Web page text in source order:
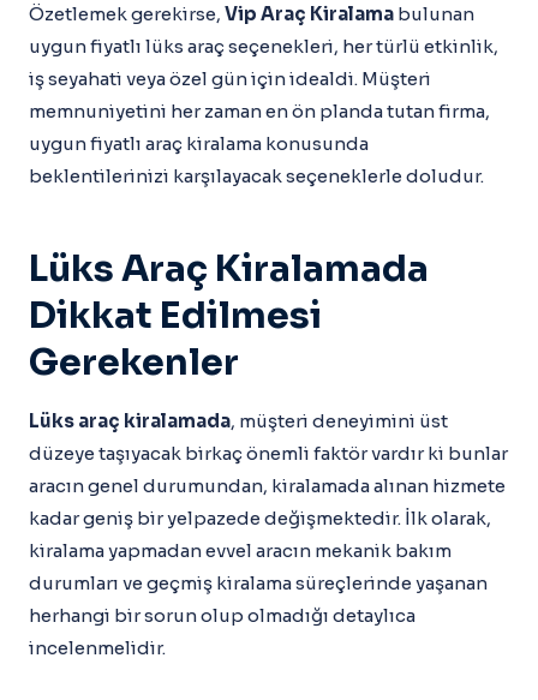
Özetlemek gerekirse, Vip Araç Kiralama bulunan
uygun fiyatlı lüks araç seçenekleri, her türlü etkinlik,
iş seyahati veya özel gün için idealdi. Müşteri
memnuniyetini her zaman en ön planda tutan firma,
uygun fiyatlı araç kiralama konusunda
beklentilerinizi karşılayacak seçeneklerle doludur.
Lüks Araç Kiralamada
Dikkat Edilmesi
Gerekenler
Lüks araç kiralamada, müşteri deneyimini üst
düzeye taşıyacak birkaç önemli faktör vardır ki bunlar
aracın genel durumundan, kiralamada alınan hizmete
kadar geniş bir yelpazede değişmektedir. İlk olarak,
kiralama yapmadan evvel aracın mekanik bakım
durumları ve geçmiş kiralama süreçlerinde yaşanan
herhangi bir sorun olup olmadığı detaylıca
incelenmelidir.